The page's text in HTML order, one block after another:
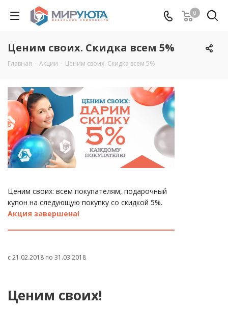
0
Ценим своих. Скидка всем 5%
Главная - Акции - Ценим своих. Скидка всем 5%
Ценим своих: всем покупателям, подарочный
купон на следующую покупку со скидкой 5%.
Акция завершена!
с 21.02.2018 по 31.03.2018
Ценим своих!